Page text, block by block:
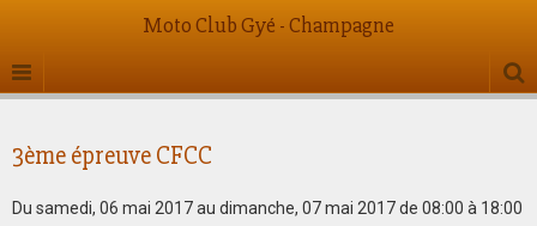
Moto Club Gyé - Champagne
3ème épreuve CFCC
Du samedi, 06 mai 2017au dimanche, 07 mai 2017de 08:00 à 18:00